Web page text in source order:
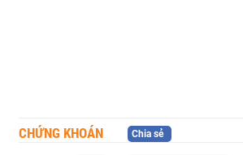
CHỨNG KHOÁN Chia sẻ